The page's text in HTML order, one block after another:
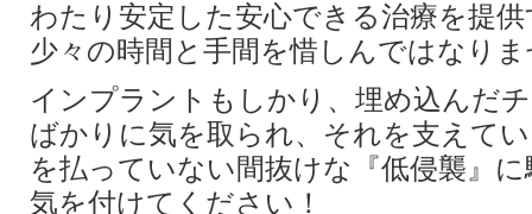
わたり安定した安心できる治療を提
少々の時間と手間を惜しんではなり
インプラントもしかり、埋め込んだ
ばかりに気を取られ、それを支えて
を払っていない間抜けな『低侵襲』
気を付けてください！